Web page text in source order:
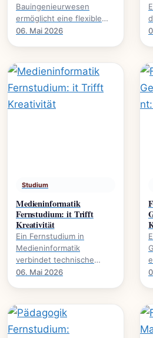
Bauingenieurwesen
ermöglicht eine flexible
Karriereentwicklung., wie
06. Mai 2026
Studium
Medieninformatik
Fernstudium: it Trifft
Kreativität
Ein Fernstudium in
Medieninformatik
verbindet technische
Expertise mit kreativer
06. Mai 2026